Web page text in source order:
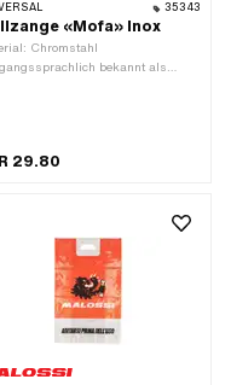
35343
«Mofa» Inox
Chromstahl
bekannt als
29.80